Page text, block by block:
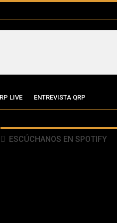
LIVE ENTREVISTA QRP
ESCÚCHANOS EN SPOTIFY